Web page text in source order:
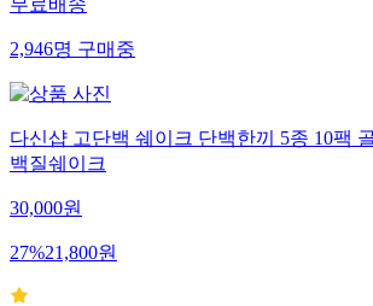
무료배송
2,946명구매중
다신샵 고단백 쉐이크 단백한끼 5종 10팩
백질쉐이크
30,000원
27%21,800원